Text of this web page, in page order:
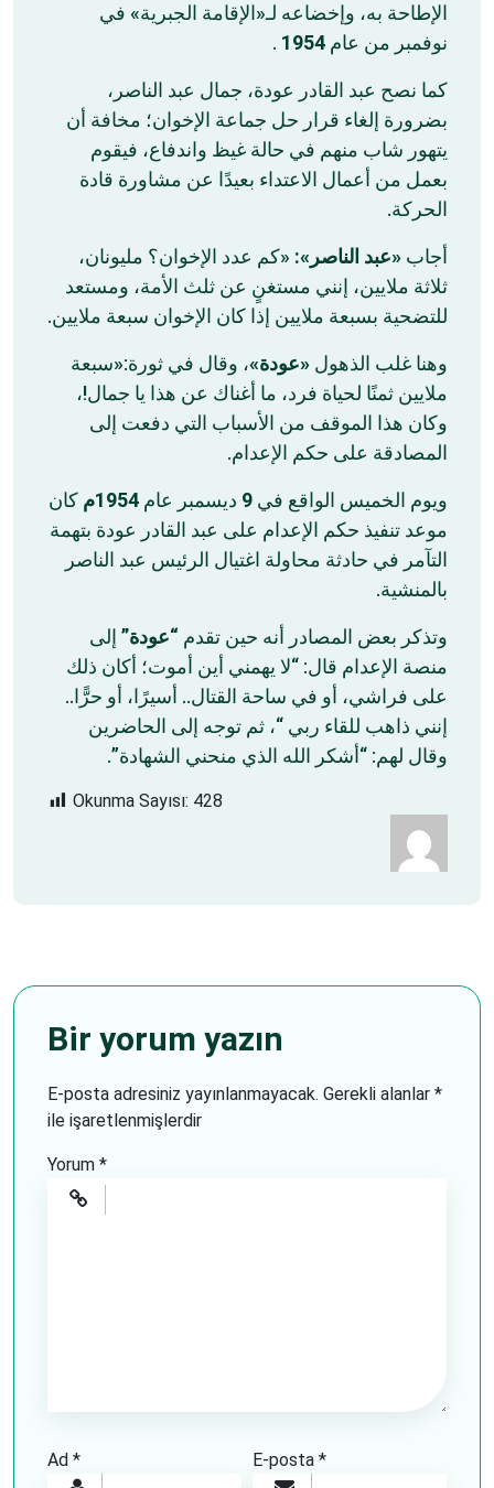
الإطاحة به، وإخضاعه لـ«الإقامة الجبرية» في
نوفمبر من عام 1954
.
كما نصح عبد القادر عودة، جمال عبد الناصر،
بضرورة إلغاء قرار حل جماعة الإخوان؛ مخافة أن
يتهور شاب منهم في حالة غيظ واندفاع، فيقوم
بعمل من أعمال الاعتداء بعيدًا عن مشاورة قادة
الحركة.
أجاب «عبد الناصر»: «كم عدد الإخوان؟ مليونان،
ثلاثة ملايين، إنني مستغنٍ عن ثلث الأمة، ومستعد
للتضحية بسبعة ملايين إذا كان الإخوان سبعة ملايين.
وهنا غلب الذهول «عودة»، وقال في ثورة:«سبعة
ملايين ثمنًا لحياة فرد، ما أغناك عن هذا يا جمال!،
وكان هذا الموقف من الأسباب التي دفعت إلى
المصادقة على حكم الإعدام.
ويوم الخميس الواقع في 9 ديسمبر عام 1954م
كان
موعد تنفيذ حكم الإعدام على عبد القادر عودة بتهمة
التآمر في حادثة محاولة اغتيال الرئيس عبد الناصر
بالمنشية.
وتذكر بعض المصادر أنه حين تقدم “عودة” إلى
منصة الإعدام قال: “لا يهمني أين أموت؛ أكان ذلك
على فراشي، أو في ساحة القتال.. أسيرًا، أو حرًّا..
إنني ذاهب للقاء ربي “، ثم توجه إلى الحاضرين
وقال لهم: “أشكر الله الذي منحني الشهادة”.
Okunma Sayısı: 428
Bir yorum yazın
E-posta adresiniz yayınlanmayacak. Gerekli alanlar *
ile işaretlenmişlerdir
Yorum *
Ad * E-posta*